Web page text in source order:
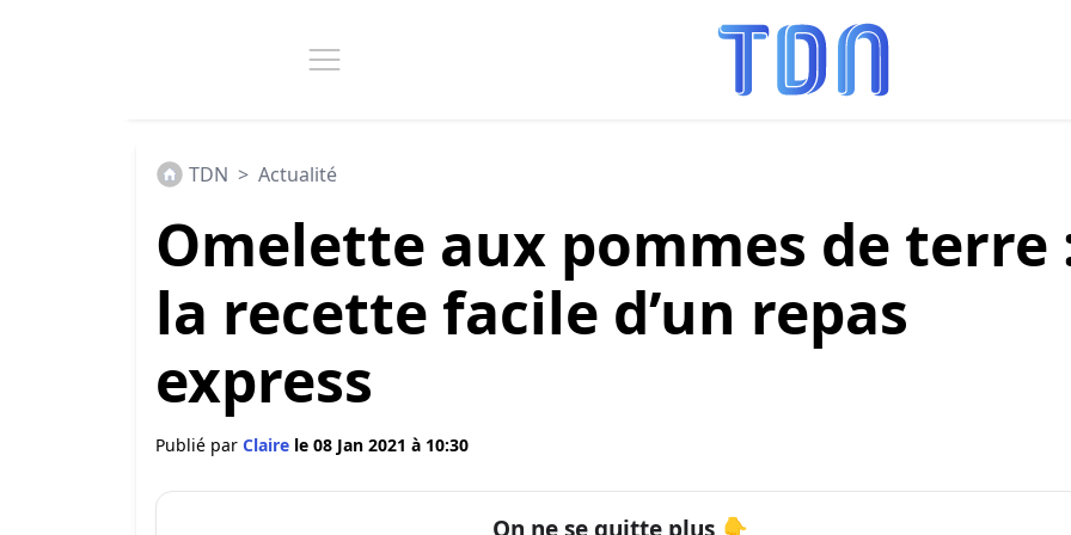
TDN > Actualité
Omelette aux pommes de terre
la recette facile d’un repas
express
Publié par Claire le 08 Jan 2021 à 10:30